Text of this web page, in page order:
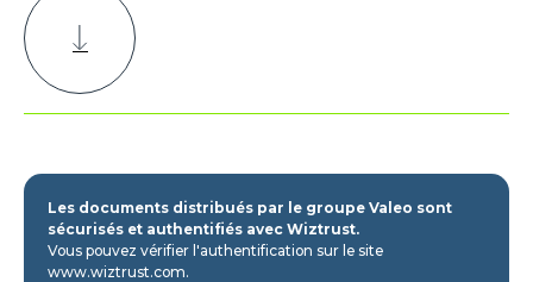
Les documents distribués par le groupe Valeo sont
sécurisés et authentifiés avec Wiztrust.
Vous pouvez vérifier l'authentification sur le site
www.wiztrust.com.